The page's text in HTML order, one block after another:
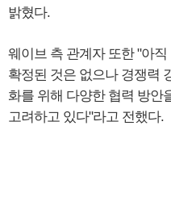
밝혔다.
웨이브 측 관계자 또한 "아직
확정된 것은 없으나 경쟁력
화를 위해 다양한 협력 방안
고려하고 있다"라고 전했다.